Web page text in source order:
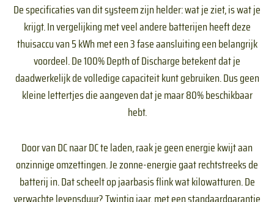
De specificaties van dit systeem zijn helder: wat je ziet, is wat je
krijgt. In vergelijking met veel andere batterijen heeft deze
thuisaccu van 5 kWh met een 3 fase aansluiting een belangrijk
voordeel. De 100% Depth of Discharge betekent dat je
daadwerkelijk de volledige capaciteit kunt gebruiken. Dus geen
kleine lettertjes die aangeven dat je maar 80% beschikbaar
hebt.
Door van DC naar DC te laden, raak je geen energie kwijt aan
onzinnige omzettingen. Je zonne-energie gaat rechtstreeks de
batterij in. Dat scheelt op jaarbasis flink wat kilowatturen. De